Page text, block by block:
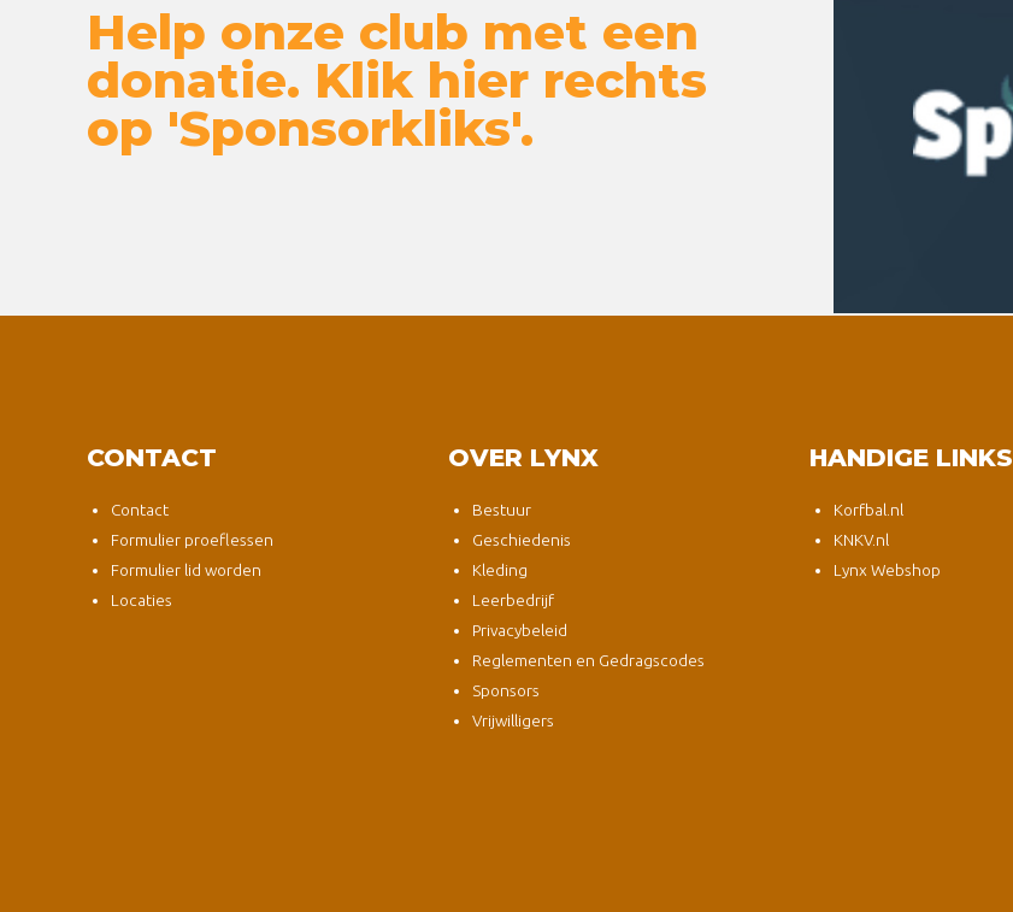
Help onze club met een
donatie. Klik hier rechts
op 'Sponsorkliks'.
CONTACT
Contact
Formulier proeflessen
Formulier lid worden
Locaties
OVER LYNX
Bestuur
Geschiedenis
Kleding
Leerbedrijf
Privacybeleid
Reglementen en Gedragscodes
Sponsors
Vrijwilligers
HANDIGE LINKS
Korfbal.nl
KNKV.nl
Lynx Webshop